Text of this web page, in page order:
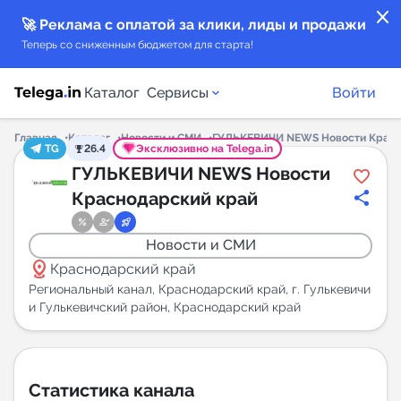
close
🚀 Реклама с оплатой за клики, лиды и продажи
Теперь со сниженным бюджетом для старта!
Каталог Сервисы
Каталог каналов
Каталог ботов
Горящие предложения
Индекс читаемости каналов в Telegram
New
New
Войти
Главная Каталог Новости и СМИ
ГУЛЬКЕВИЧИ NEWS Новости
TG
26.4 Эксклюзивно на Telega.in
ГУЛЬКЕВИЧИ NEWS Новости
Краснодарский край
Новости и СМИ
distance Краснодарский край
Региональный канал, Краснодарский край, г. Гулькевичи
и Гулькевичский район, Краснодарский край
Статистика канала